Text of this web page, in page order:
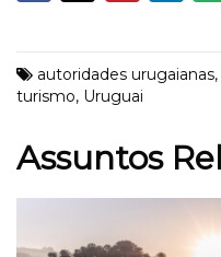
autoridades urugaianas,
turismo, Uruguai
Assuntos